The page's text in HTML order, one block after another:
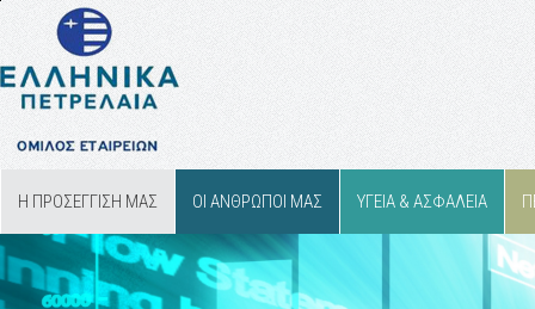
Η ΠΡΟΣΕΓΓΙΣΗ ΜΑΣ ΟΙ ΑΝΘΡΩΠΟΙ ΜΑΣ ΥΓΕΙΑ & ΑΣΦΑΛΕΙΑ